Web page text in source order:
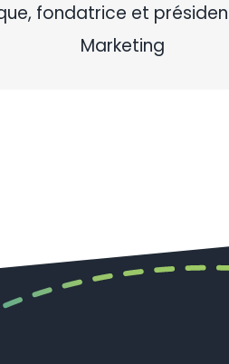
fondatrice et
Marketing